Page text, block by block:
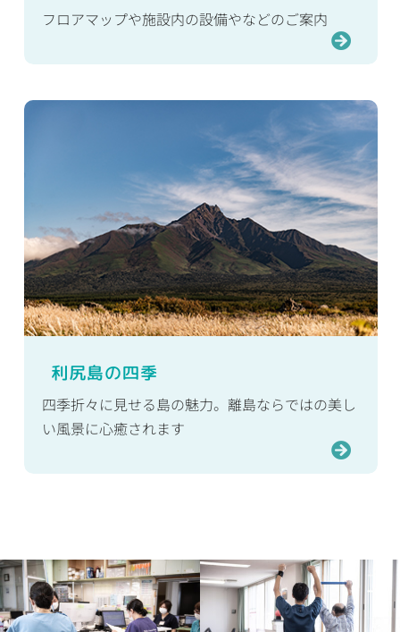
フロアマップや施設内の設備やなどのご案内
利尻島の四季
四季折々に見せる島の魅力。離島ならではの美し
い風景に心癒されます